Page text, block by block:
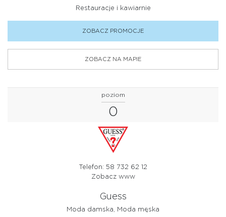
SUPERMARKET I ARTYKUŁY SPOŻYWCZE
WYPOSAŻENIE WNĘTRZ
ZDROWIE I URODA
Restauracje i kawiarnie
ZOBACZ PROMOCJE
ZOBACZ NA MAPIE
poziom
0
Telefon: 58 732 62 12
Zobacz www
Guess
Moda damska, Moda męska